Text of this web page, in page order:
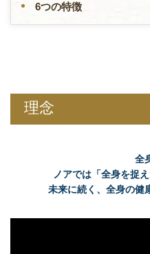
6つの特徴
理念
全
ノアでは「全身を捉
未来に続く、全身の健